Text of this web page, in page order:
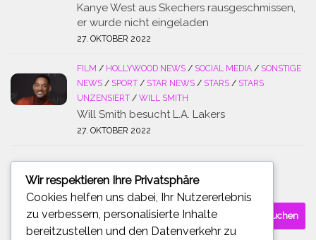
Kanye West aus Skechers rausgeschmissen,
er wurde nicht eingeladen
27. OKTOBER 2022
FILM / HOLLYWOOD NEWS / SOCIAL MEDIA / SONSTIGE
NEWS / SPORT / STAR NEWS / STARS / STARS
UNZENSIERT / WILL SMITH
Will Smith besucht L.A. Lakers
27. OKTOBER 2022
Suchen
nach:
Wir respektieren Ihre Privatsphäre
Cookies helfen uns dabei, Ihr Nutzererlebnis
zu verbessern, personalisierte Inhalte
bereitzustellen und den Datenverkehr zu